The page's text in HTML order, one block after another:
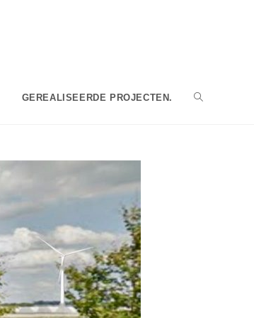
GEREALISEERDE PROJECTEN. TOGGLE